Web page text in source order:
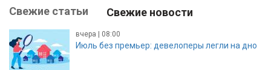
Свежие статьи Свежие новости
вчера | 08:00
Июль без премьер: девелоперы легли на дно